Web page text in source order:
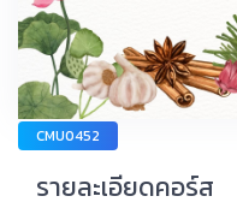
CMU0452
รายละเอียดคอร์ส